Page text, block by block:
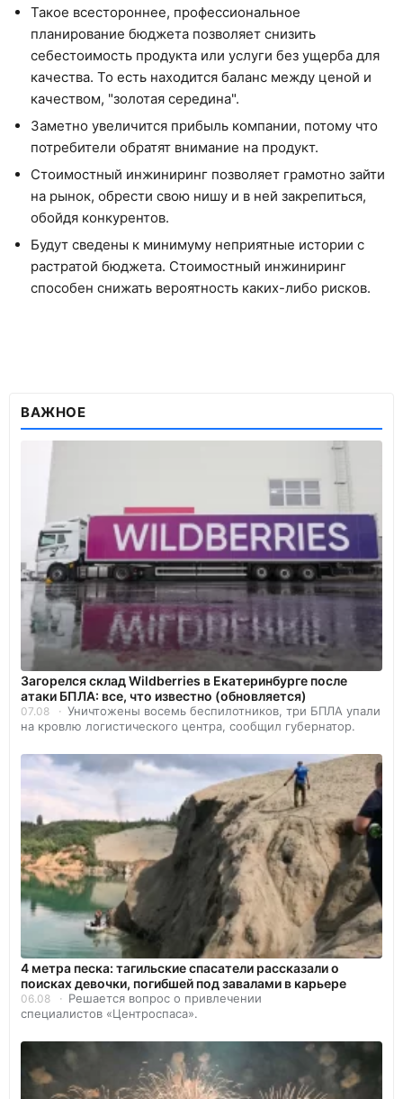
Такое всестороннее, профессиональное
планирование бюджета позволяет снизить
себестоимость продукта или услуги без ущерба для
качества. То есть находится баланс между ценой и
качеством, "золотая середина".
Заметно увеличится прибыль компании, потому что
потребители обратят внимание на продукт.
Стоимостный инжиниринг позволяет грамотно зайти
на рынок, обрести свою нишу и в ней закрепиться,
обойдя конкурентов.
Будут сведены к минимуму неприятные истории с
растратой бюджета. Стоимостный инжиниринг
способен снижать вероятность каких-либо рисков.
ВАЖНОЕ
Загорелся склад Wildberries в Екатеринбурге после
атаки БПЛА: все, что известно (обновляется)
07.08
Уничтожены восемь беспилотников, три БПЛА упали
на кровлю логистического центра, сообщил губернатор.
4 метра песка: тагильские спасатели рассказали о
поисках девочки, погибшей под завалами в карьере
06.08
Решается вопрос о привлечении
специалистов «Центроспаса».